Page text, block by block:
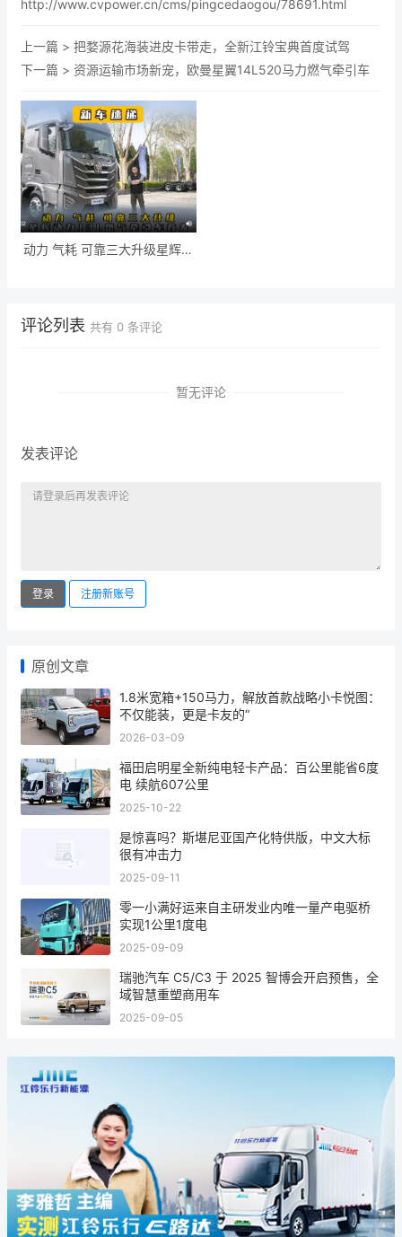
http://www.cvpower.cn/cms/pingcedaogou/78691.html
上一篇 > 把婺源花海装进皮卡带走，全新江铃宝典首度试驾
下一篇 > 资源运输市场新宠，欧曼星翼14L520马力燃气牵引车
动力 气耗 可靠三大升级星辉动
评论列表 共有 0 条评论
暂无评论
发表评论
登录 注册新账号
原创文章
1.8米宽箱+150马力，解放首款战略小卡悦图：
不仅能装，更是卡友的“
2026-03-09
福田启明星全新纯电轻卡产品：百公里能省6度
电 续航607公里
2025-10-22
是惊喜吗？斯堪尼亚国产化特供版，中文大标
很有冲击力
2025-09-11
零一小满好运来自主研发业内唯一量产电驱桥
实现1公里1度电
2025-09-09
瑞驰汽车 C5/C3 于 2025 智博会开启预售，全
域智慧重塑商用车
2025-09-05